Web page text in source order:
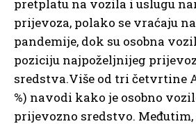
pretplatu na vozila i uslugu
prijevoza, polako se vraćaju
pandemije, dok su osobna
poziciju najpoželjnijeg
sredstva.Više od tri četvrtine
%) navodi kako je osobno
prijevozno sredstvo.